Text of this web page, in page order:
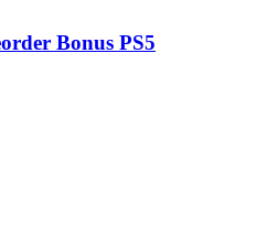
Bonus PS5